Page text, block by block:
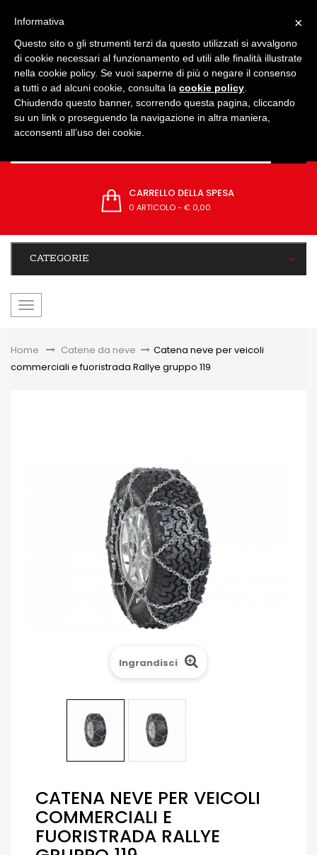
CARRELLO DELLA SPESA
0 ARTICOLO- € 0,00
CATEGORIE
navigazione
Home &gt;Catene da neve > Catena neve per veicoli
commerciali e fuoristrada Rallye gruppo 119
Ingrandisci
CATENA NEVE PER VEICOLI
COMMERCIALI E
FUORISTRADA RALLYE
×
Informativa
Questo sito o gli strumenti terzi da questo utilizzati si avvalgono
di cookie necessari al funzionamento ed utili alle finalità illustrate
nella cookie policy. Se vuoi saperne di più o negare il consenso
a tutti o ad alcuni cookie, consulta la cookie policy
Chiudendo questo banner, scorrendo questa pagina, cliccando
su un link o proseguendo la navigazione in altra maniera,
acconsenti all’uso dei cookie.